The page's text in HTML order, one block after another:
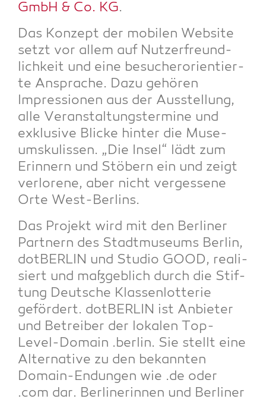
GmbH & Co. KG.
Das Kon­zept der mobi­len Web­site
setzt vor allem auf Nut­zer­freund­
lich­keit und eine besu­cher­ori­en­tier­
te Anspra­che. Dazu gehö­ren
Impres­sio­nen aus der Aus­stel­lung,
alle Ver­an­stal­tungs­ter­mi­ne und
exklu­si­ve Bli­cke hin­ter die Muse­
ums­ku­lis­sen. „Die Insel“ lädt zum
Erin­nern und Stö­bern ein und zeigt
ver­lo­re­ne, aber nicht ver­ges­se­ne
Orte West-Berlins.
Das Pro­jekt wird mit den Ber­li­ner
Part­nern des Stadt­mu­se­ums Ber­lin,
dot­BER­LIN und Stu­dio GOOD, rea­li­
siert und maß­geb­lich durch die Stif­
tung Deut­sche Klas­sen­lot­te­rie
geför­dert. dot­BER­LIN ist Anbie­ter
und Betrei­ber der loka­len Top-
Level-Domain .ber­lin. Sie stellt eine
Alter­na­ti­ve zu den bekann­ten
Domain-Endun­gen wie .de oder
.com dar. Ber­li­ne­rin­nen und Ber­li­ner